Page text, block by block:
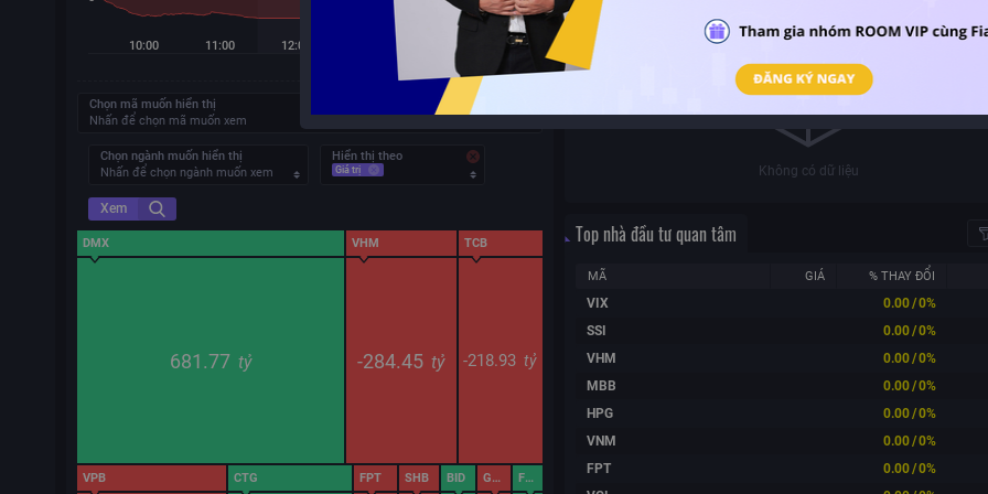
10:00 11:00 12:00 14:00 15:00
Chọn mã muốn hiển thị
Nhấn để chọn mã muốn xem
Chọn ngành muốn hiển thị
Nhấn để chọn ngành muốn xem
Hiển thị theo
Giá trị
Xem
DMX
681.77 tỷ
VHM
-284.45 tỷ
TCB
-218.93 tỷ
VPB CTG FPT SHB BID GEX FUEVFVND
Không có dữ liệu
Top nhà đầu tư quan tâm
MÃ GIÁ % THAY ĐỔI
VIX 0.00/0%
SSI
0.00/0%
VHM
0.00/0%
MBB
0.00/0%
HPG
0.00/0%
VNM
0.00/0%
FPT
0.00/0%